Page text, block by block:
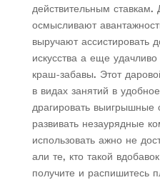
действительным
осмысливают
выручают ассистировать
искусства а еще
краш-забавы. Этот
в видах занятий в
драгировать выигрышные
развивать незаурядные
использовать ажно не
али те, кто такой
получите и распишитесь